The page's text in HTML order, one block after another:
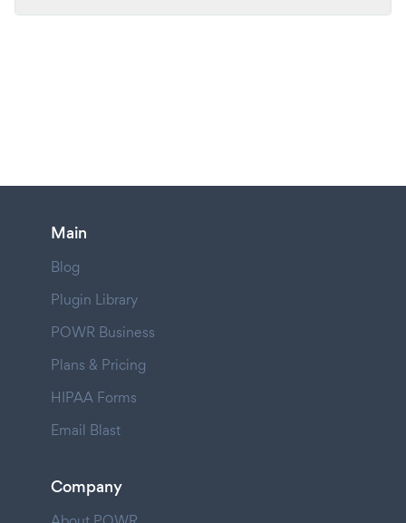
Main
Blog
Plugin Library
POWR Business
Plans & Pricing
HIPAA Forms
Email Blast
Company